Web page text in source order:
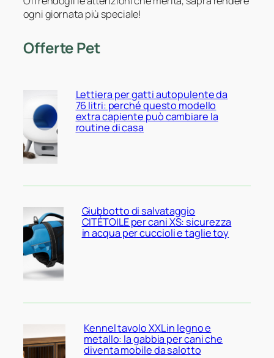
ogni giornata più speciale!
Offerte Pet
Lettiera per gatti autopulente da
76 litri: perché questo modello
extra capiente può cambiare la
routine di casa
Giubbotto di salvataggio
CITÉTOILE per cani XS: sicurezza
in acqua per cuccioli e taglie toy
Kennel tavolo XXL in legno e
metallo: la gabbia per cani che
diventa mobile da salotto